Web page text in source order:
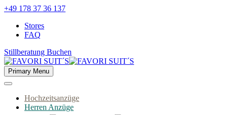
+49 178 37 36 137
Stores
FAQ
Stillberatung Buchen
Primary Menu
Hochzeitsanzüge
Herren Anzüge